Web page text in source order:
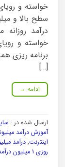
خواسته و
سطح بالا و
درآمد
خواسته و
برنامه ریزی
[…]
ادامه →
ارسال شده در :
آموزش درآمد
اینترنت, درآمد
روزی 1 میلیون درآمد